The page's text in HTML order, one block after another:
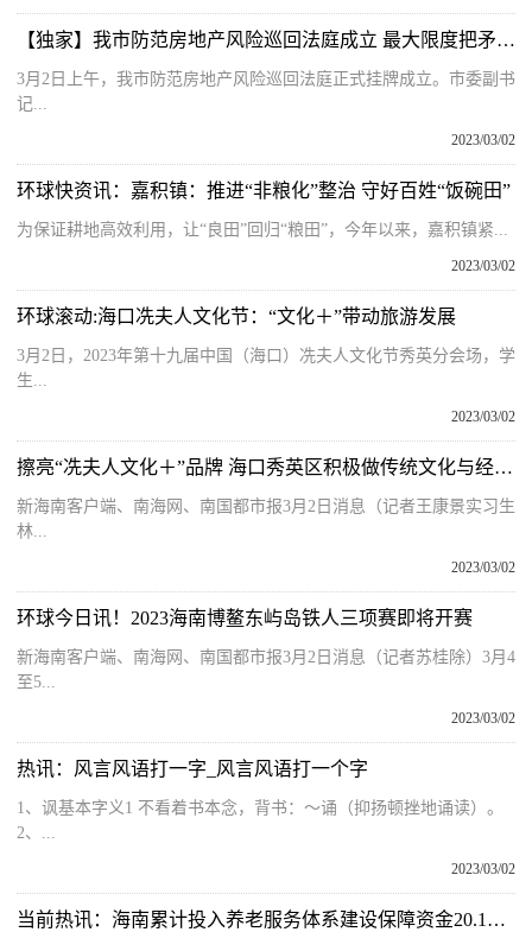
【独家】我市防范房地产风险巡回法庭成立 最大限度把矛盾纠纷化解在基层
3月2日上午，我市防范房地产风险巡回法庭正式挂牌成立。市委副书
记...
2023/03/02
环球快资讯：嘉积镇：推进“非粮化”整治 守好百姓“饭碗田”
为保证耕地高效利用，让“良田”回归“粮田”，今年以来，嘉积镇紧...
2023/03/02
环球滚动:海口冼夫人文化节：“文化＋”带动旅游发展
3月2日，2023年第十九届中国（海口）冼夫人文化节秀英分会场，学
生...
2023/03/02
擦亮“冼夫人文化＋”品牌 海口秀英区积极做传统文化与经济共发展文章
新海南客户端、南海网、南国都市报3月2日消息（记者王康景实习生
林...
2023/03/02
环球今日讯！2023海南博鳌东屿岛铁人三项赛即将开赛
新海南客户端、南海网、南国都市报3月2日消息（记者苏桂除）3月4
至5...
2023/03/02
热讯：风言风语打一字_风言风语打一个字
1、讽基本字义1 不看着书本念，背书：～诵（抑扬顿挫地诵读）。
2、...
2023/03/02
当前热讯：海南累计投入养老服务体系建设保障资金20.1亿元 将构建“一刻钟”居家养老服务生活圈